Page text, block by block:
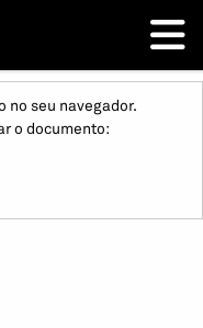
no seu navegador.
o documento: